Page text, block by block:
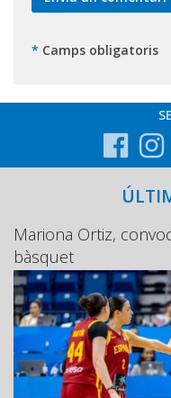
* Camps obligatoris
Mariona Ortiz,
bàsquet